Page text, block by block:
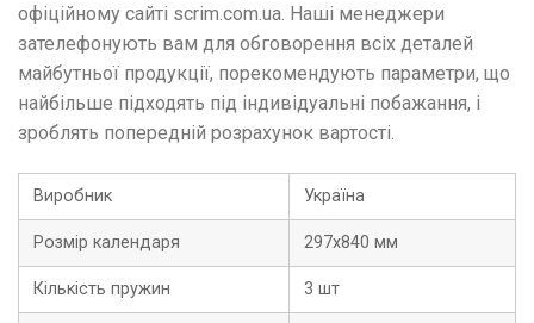
офіційному сайті scrim.com.ua. Наші менеджери
зателефонують вам для обговорення всіх деталей
майбутньої продукції, порекомендують параметри, що
найбільше підходять під індивідуальні побажання, і
зроблять попередній розрахунок вартості.
Виробник Україна
Розмір календаря 297х840 мм
Кількість пружин 3 шт